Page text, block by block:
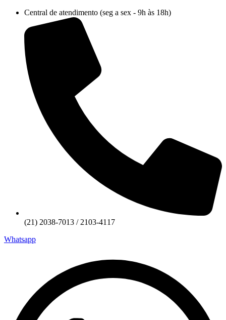
conteúdo
Central de atendimento (seg a sex - 9h às 18h)
(21) 2038-7013 / 2103-4117
Whatsapp